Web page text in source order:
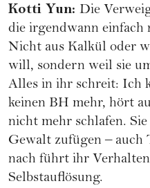
Kotti Yun: Die
die irgendwann
Nicht aus Kalkül oder
will, sondern weil sie
Alles in ihr schreit: Ich
keinen BH mehr, hört
nicht mehr schlafen.
Gewalt zufügen –
nach führt ihr
Selbstauflösung.